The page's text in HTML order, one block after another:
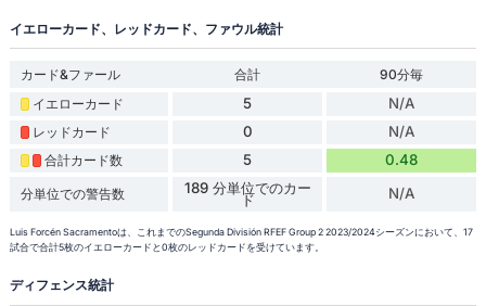
イエローカード、レッドカード、ファウル統計
カード&ファール 合計
90分毎
イエローカード
5 N/A
レッドカード 0 N/A
合計カード数 5 0.48
分単位での警告数 189 分単位でのカー
ド N/A
Luis Forcén Sacramentoは、これまでのSegunda División RFEF Group 2 2023/2024シーズンにおいて、17
試合で合計5枚のイエローカードと0枚のレッドカードを受けています。
ディフェンス統計